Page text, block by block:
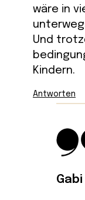
wäre in
Und
Kindern.
Antworten
Gabi